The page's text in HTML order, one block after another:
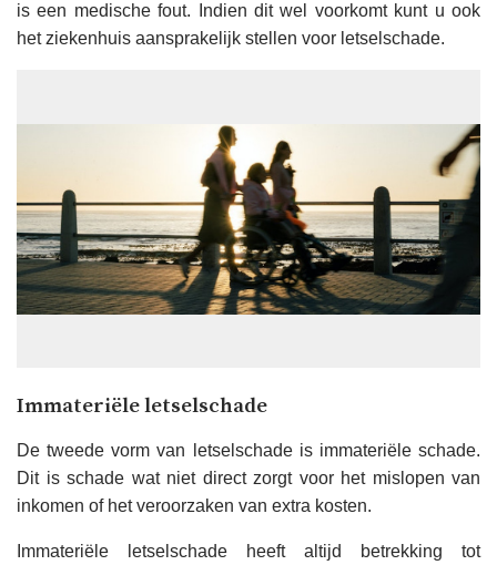
is een medische fout. Indien dit wel voorkomt kunt u ook
het ziekenhuis aansprakelijk stellen voor letselschade.
Immateriële letselschade
De tweede vorm van letselschade is immateriële schade.
Dit is schade wat niet direct zorgt voor het mislopen van
inkomen of het veroorzaken van extra kosten.
Immateriële letselschade heeft altijd betrekking tot